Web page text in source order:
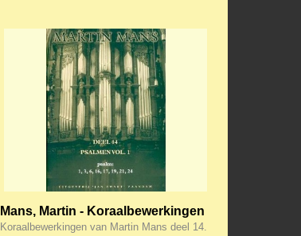
Mans, Martin - Koraalbewerkingen
(14)
Koraalbewerkingen van Martin Mans deel 14.